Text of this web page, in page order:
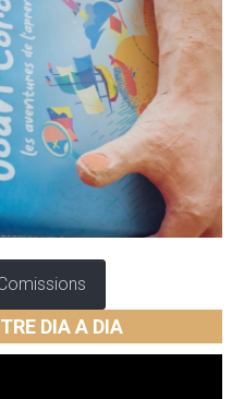
DIA A DIA